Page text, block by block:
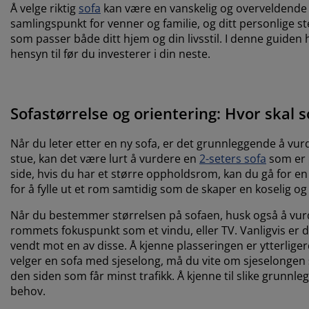
Å velge riktig sofa kan være en vanskelig og
samlingspunkt for venner og familie, og ditt personlige
som passer både ditt hjem og din livsstil. I denne
hensyn til før du investerer i din neste.
Sofastørrelse og orientering: Hvor skal
Når du leter etter en ny sofa, er det grunnleggende å
stue, kan det være lurt å vurdere en 2-seters sofa som er
side, hvis du har et større oppholdsrom, kan du gå for
for å fylle ut et rom samtidig som de skaper en koselig
Når du bestemmer størrelsen på sofaen, husk også å
rommets fokuspunkt som et vindu, eller TV. Vanligvis
vendt mot en av disse. Å kjenne plasseringen er
velger en sofa med sjeselong, må du vite om
den siden som får minst trafikk. Å kjenne til slike
behov.